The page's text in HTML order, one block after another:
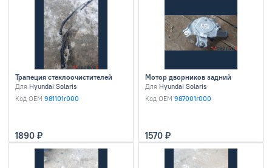
Трапеция стеклоочистителей
Для Hyundai Solaris
Код OEM 981101r000
1890
Мотор дворников задний
Для Hyundai Solaris
Код OEM 987001r000
1570